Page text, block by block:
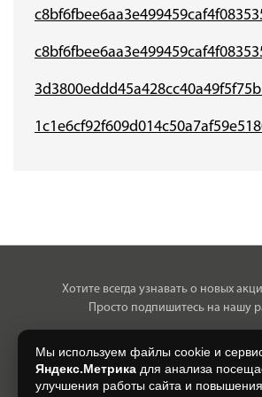
Оплата
Контакты
Хотите всегда узнавать о новых
Просто подпишитесь на нашу
Нажимая на кнопку, я даю свое согласие на
Мы используем файлы cookie и
Яндекс.Метрика для анализа
улучшения работы сайта и повышения